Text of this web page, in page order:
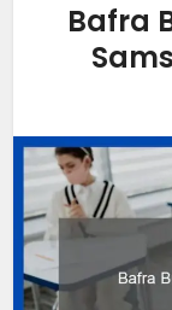
Bafra